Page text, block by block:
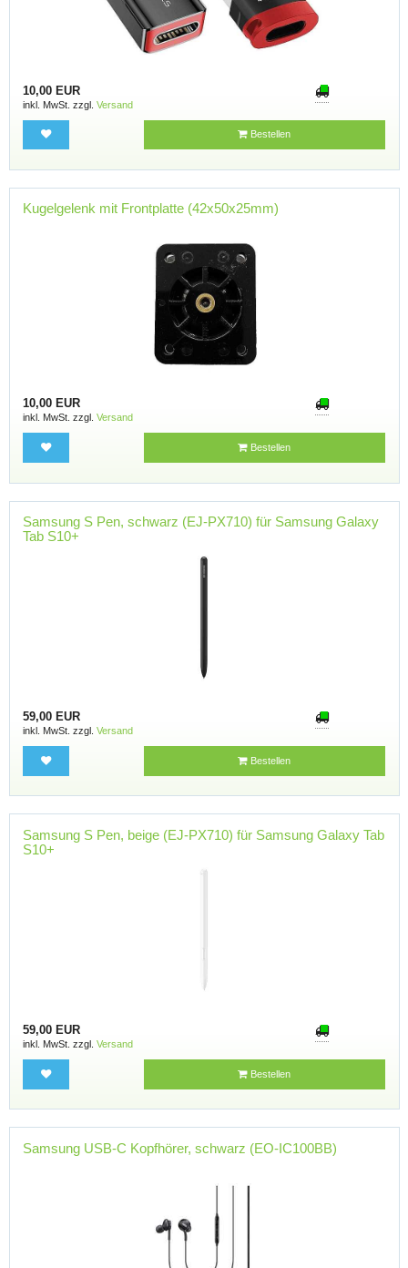
10,00 EUR
inkl. MwSt. zzgl. Versand
Bestellen
Kugelgelenk mit Frontplatte (42x50x25mm)
10,00 EUR
inkl. MwSt. zzgl. Versand
Bestellen
Samsung S Pen, schwarz (EJ-PX710) für Samsung Galaxy
Tab S10+
59,00 EUR
inkl. MwSt. zzgl. Versand
Bestellen
Samsung S Pen, beige (EJ-PX710) für Samsung Galaxy Tab
S10+
59,00 EUR
inkl. MwSt. zzgl. Versand
Bestellen
Samsung USB-C Kopfhörer, schwarz (EO-IC100BB)